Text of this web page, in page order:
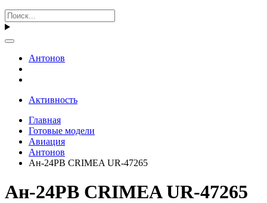
Антонов
Активность
Главная
Готовые модели
Авиация
Антонов
Ан-24РВ CRIMEA UR-47265
Ан-24РВ CRIMEA UR-47265